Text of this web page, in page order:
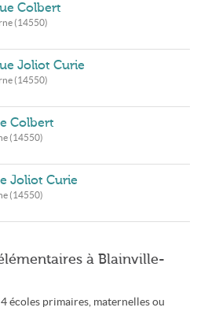
Colbert
(14550)
Joliot Curie
(14550)
Colbert
(14550)
Joliot Curie
(14550)
à Blainville-
écoles primaires, maternelles ou